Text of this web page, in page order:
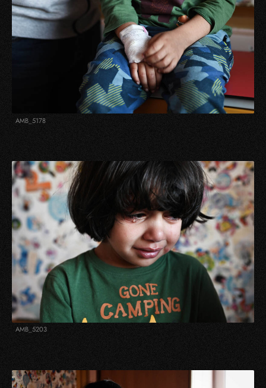
AMB_5178
AMB_5203